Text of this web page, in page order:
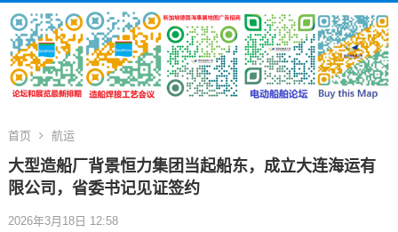
首页 航运
大型造船厂背景恒力集团当起船东，成立大连海运有
限公司，省委书记见证签约
2026年3月18日 12:58